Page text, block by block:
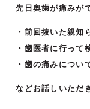
先日奥歯が痛みが
・前回抜いた親知
・歯医者に行って
・歯の痛みについ
などお話しいただ